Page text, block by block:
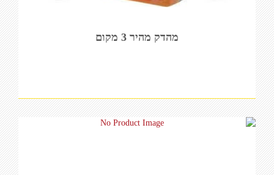
מהדק מהיר 3 מקום